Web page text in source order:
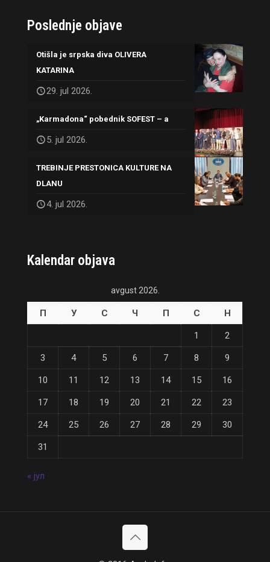
Poslednje objave
Otišla je srpska diva OLIVERA
KATARINA
29. jul 2026.
„Karmadona“ pobednik SOFEST – a
5. jul 2026.
TREBINJE PRESTONICA KULTURE NA
DLANU
4. jul 2026.
Kalendar objava
avgust 2026.
П У С Ч П С Н
1 2
3 4 5 6 7 8 9
10 11 12 13 14 15 16
17 18 19 20 21 22 23
24 25 26 27 28 29 30
31
« јул